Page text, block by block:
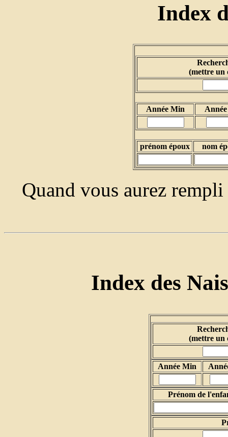
Index
(mettre un
Année Min
prénom époux nom
Quand vous aurez
Index des
(mettre un
Année Min
Prénom de